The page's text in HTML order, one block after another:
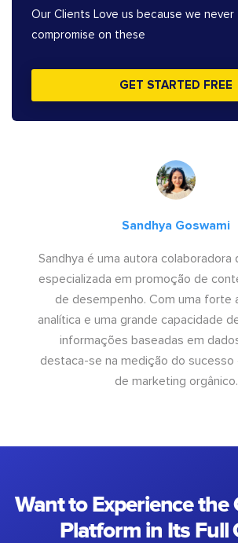
Our Clients Love us because we never
compromise on these
GET STARTED FREE
Sandhya Goswami
Sandhya é uma autora colaboradora
especializada em promoção de
de desempenho. Com uma forte
analítica e uma grande capacidade
informações baseadas em
destaca-se na medição do sucesso
de marketing orgânico.
Want to Experience the
Platform in Its Full